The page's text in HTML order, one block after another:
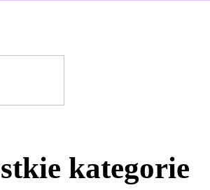
kategorie